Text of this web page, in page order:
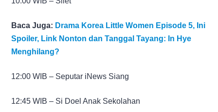
Baca Juga: Drama Korea Little Women Episode 5, Ini
Spoiler, Link Nonton dan Tanggal Tayang: In Hye
Menghilang?
12:00 WIB – Seputar iNews Siang
12:45 WIB – Si Doel Anak Sekolahan